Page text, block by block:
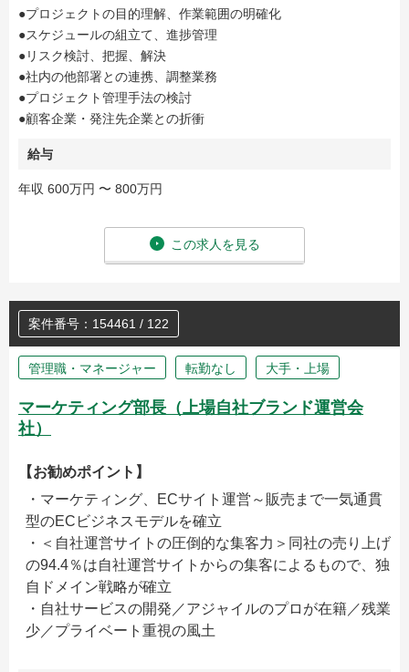
●プロジェクトの目的理解、作業範囲の明確化
●スケジュールの組立て、進捗管理
●リスク検討、把握、解決
●社内の他部署との連携、調整業務
●プロジェクト管理手法の検討
●顧客企業・発注先企業との折衝
給与
年収 600万円 〜 800万円
この求人を見る
案件番号：154461 / 122
管理職・マネージャー 転勤なし 大手・上場
マーケティング部長（上場自社ブランド運営会
社）
【お勧めポイント】
・マーケティング、ECサイト運営～販売まで一気通貫
型のECビジネスモデルを確立
・＜自社運営サイトの圧倒的な集客力＞同社の売り上げ
の94.4％は自社運営サイトからの集客によるもので、独
自ドメイン戦略が確立
・自社サービスの開発／アジャイルのプロが在籍／残業
少／プライベート重視の風土